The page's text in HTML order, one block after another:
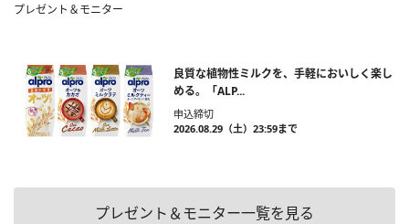
プレゼント＆モニター
良質な植物性ミルクを、手軽においしく楽し
める。「ALP...
申込締切
2026.08.29（土）23:59まで
プレゼント＆モニター一覧を見る